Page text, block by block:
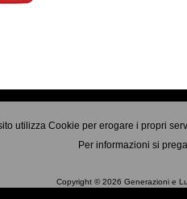
utilizza Cookie per erogare i propri
Per informazioni si
Copyright © 2026 Generazioni e